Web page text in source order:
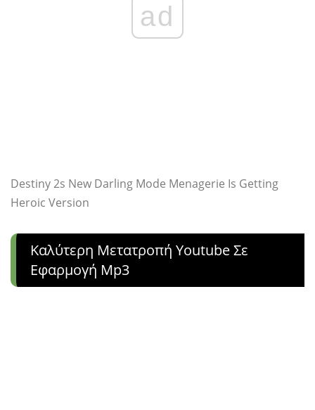
ad
Destiny 2s New Darling Mode Menagerie Is Getting
Heroic Version
Καλύτερη Μετατροπή Youtube Σε
Εφαρμογή Mp3